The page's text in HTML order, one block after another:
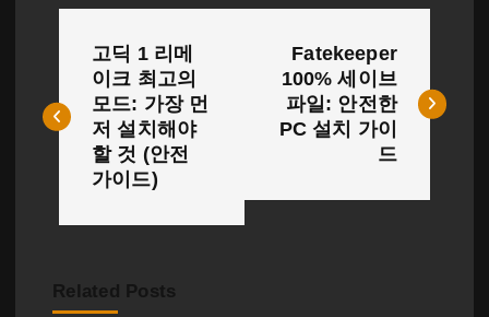
색
고딕 1 리메
이크 최고의
모드: 가장 먼
저 설치해야
할 것 (안전
가이드)
Fatekeeper
100% 세이브
파일: 안전한
PC 설치 가이
드
Related Posts